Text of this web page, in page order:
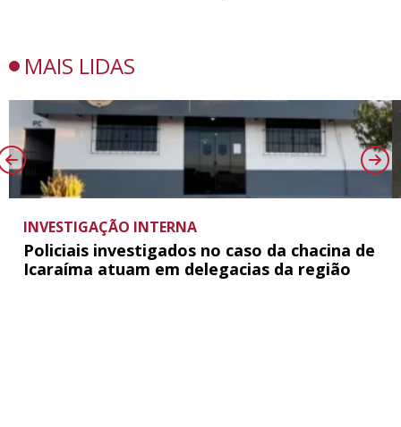
MAIS LIDAS
INVESTIGAÇÃO INTERNA
Policiais investigados no caso da chacina de
Icaraíma atuam em delegacias da região